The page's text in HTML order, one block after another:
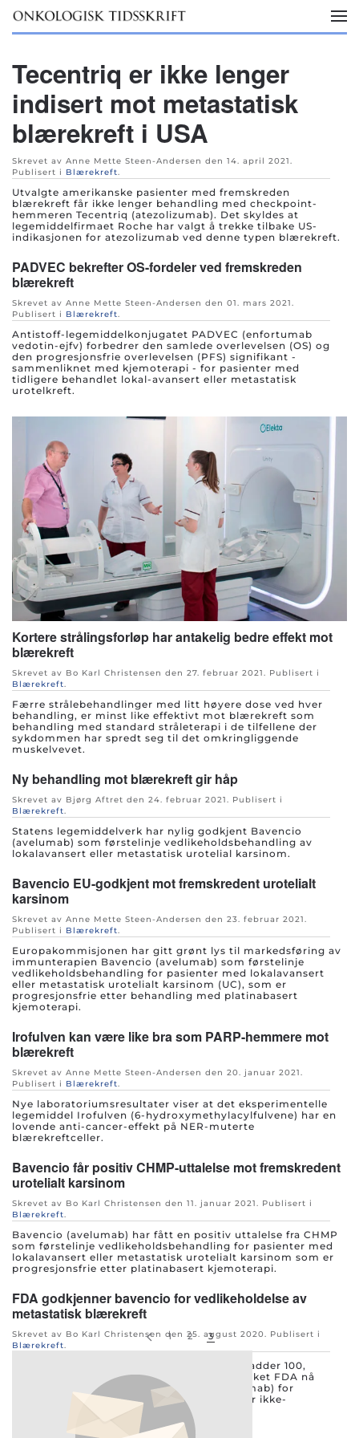
Tecentriq er ikke lenger
indisert mot metastatisk
blærekreft i USA
Skrevet av Anne Mette Steen-Andersen den 14. april 2021.
Publisert i Blærekreft.
Utvalgte amerikanske pasienter med fremskreden
blærekreft får ikke lenger behandling med checkpoint-
hemmeren Tecentriq (atezolizumab). Det skyldes at
legemiddelfirmaet Roche har valgt å trekke tilbake US-
indikasjonen for atezolizumab ved denne typen blærekreft.
PADVEC bekrefter OS-fordeler ved fremskreden
blærekreft
Skrevet av Anne Mette Steen-Andersen den 01. mars 2021.
Publisert i Blærekreft.
Antistoff-legemiddelkonjugatet PADVEC (enfortumab
vedotin-ejfv) forbedrer den samlede overlevelsen (OS) og
den progresjonsfrie overlevelsen (PFS) signifikant -
sammenliknet med kjemoterapi - for pasienter med
tidligere behandlet lokal-avansert eller metastatisk
urotelkreft.
Kortere strålingsforløp har antakelig bedre effekt mot
blærekreft
Skrevet av Bo Karl Christensen den 27. februar 2021. Publisert i
Blærekreft.
Færre strålebehandlinger med litt høyere dose ved hver
behandling, er minst like effektivt mot blærekreft som
behandling med standard stråleterapi i de tilfellene der
sykdommen har spredt seg til det omkringliggende
muskelvevet.
Ny behandling mot blærekreft gir håp
Skrevet av Bjørg Aftret den 24. februar 2021. Publisert i
Blærekreft.
Statens legemiddelverk har nylig godkjent Bavencio
(avelumab) som førstelinje vedlikeholdsbehandling av
lokalavansert eller metastatisk urotelial karsinom.
Bavencio EU-godkjent mot fremskredent urotelialt
karsinom
Skrevet av Anne Mette Steen-Andersen den 23. februar 2021.
Publisert i Blærekreft.
Europakommisjonen har gitt grønt lys til markedsføring av
immunterapien Bavencio (avelumab) som førstelinje
vedlikeholdsbehandling for pasienter med lokalavansert
eller metastatisk urotelialt karsinom (UC), som er
progresjonsfrie etter behandling med platinabasert
kjemoterapi.
Irofulven kan være like bra som PARP-hemmere mot
blærekreft
Skrevet av Anne Mette Steen-Andersen den 20. januar 2021.
Publisert i Blærekreft.
Nye laboratoriumsresultater viser at det eksperimentelle
legemiddel Irofulven (6-hydroxymethylacylfulvene) har en
lovende anti-cancer-effekt på NER-muterte
blærekreftceller.
Bavencio får positiv CHMP-uttalelse mot fremskredent
urotelialt karsinom
Skrevet av Bo Karl Christensen den 11. januar 2021. Publisert i
Blærekreft.
Bavencio (avelumab) har fått en positiv uttalelse fra CHMP
som førstelinje vedlikeholdsbehandling for pasienter med
lokalavansert eller metastatisk urotelialt karsinom som er
progresjonsfrie etter platinabasert kjemoterapi.
FDA godkjenner bavencio for vedlikeholdelse av
metastatisk blærekreft
Skrevet av Bo Karl Christensen den 25. august 2020. Publisert i
Blærekreft.
På bakgrunn av resultatene fra JAVELIN Bladder 100,
godkjenner det amerikanske legemiddelverket FDA nå
kontrollpunkt-hemmeren Bavencio (avelumab) for
vedlikeholdsbehandling av metastatisk eller ikke-
resekterbar lokal avansert blærekreft.
1 2 3